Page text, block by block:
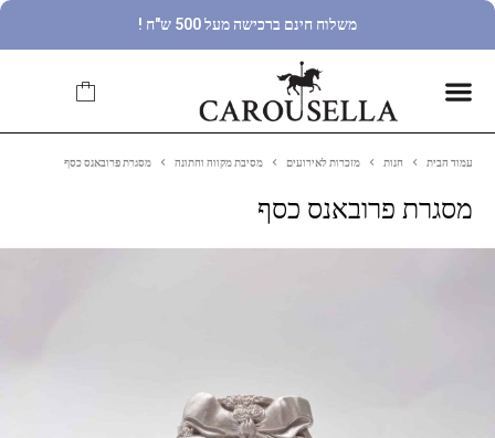
משלוח חינם ברכישה מעל 500 ש"ח !
עמוד הבית חנות מזכרות לאירועים מסיבת מקווה וחתונה מסגרת פרובאנס כסף
מסגרת פרובאנס כסף